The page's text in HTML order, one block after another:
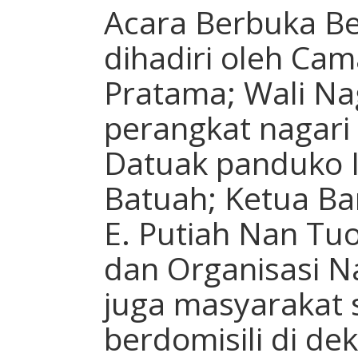
Acara Berbuka
dihadiri oleh
Pratama; Wali
perangkat
Datuak panduko
Batuah; Ketua
E. Putiah Nan
dan Organisasi
juga masyarakat
berdomisili di